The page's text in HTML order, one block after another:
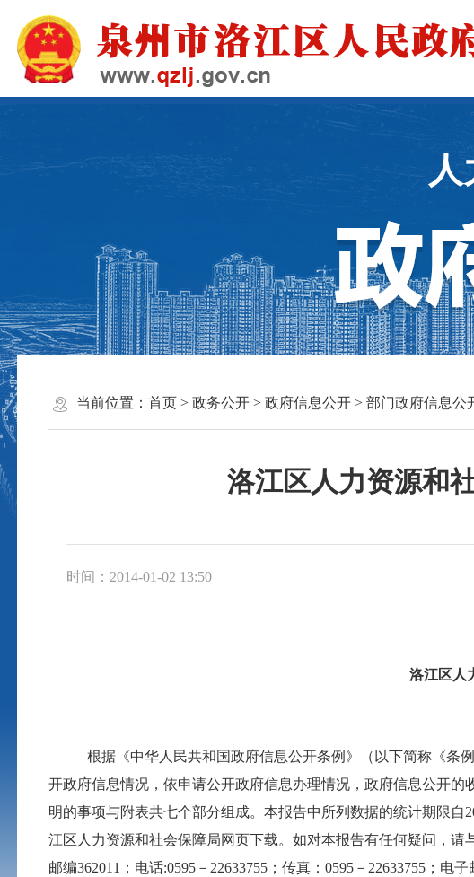
当前位置： 首页> 政务公开> 政府信息公开> 部门政府信息公
洛江区人力资源和
时间：2014-01-02 13:50
洛江区人
根据《中华人民共和国政府信息公开条例》（以下简称《条
开政府信息情况，依申请公开政府信息办理情况，政府信息公开
明的事项与附表共七个部分组成。本报告中所列数据的统计期限自
江区人力资源和社会保障局网页下载。如对本报告有任何疑问，
邮编362011 ；电话:0595 － 22633755 ；传真：0595 － 22633755 ；电